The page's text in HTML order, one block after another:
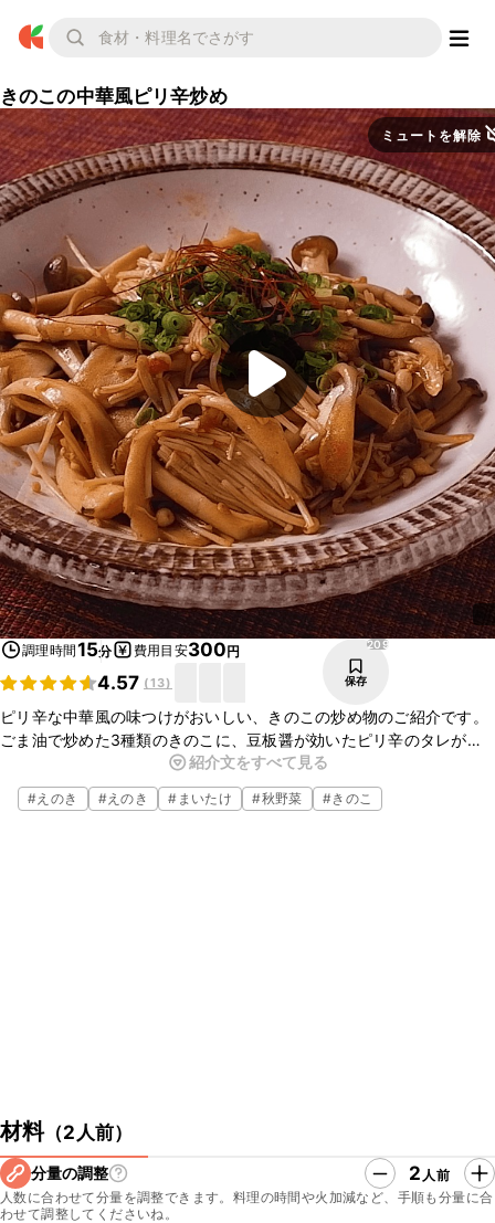
きのこの中華風ピリ辛炒め
ミュートを解除
調理時間15分 費用目安300円
4.57 (13)
209
保存
ピリ辛な中華風の味つけがおいしい、きのこの炒め物のご紹介です。
ごま油で炒めた3種類のきのこに、豆板醤が効いたピリ辛のタレがよ
く絡み、おいしいですよ。ごはんが進む一品なので、ぜひお試しくだ
さいね。
紹介文をすべて見る
#えのき #えのき # まいたけ #秋野菜 #きのこ
材料（2人前）
分量の調整 2 人前
人数に合わせて分量を調整できます。料理の時間や火加減など、手順も分量に合
わせて調整してくださいね。